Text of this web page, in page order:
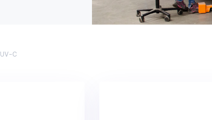
UV-C